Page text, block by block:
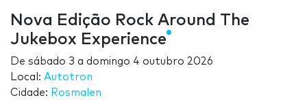
Nova Edição Rock Around The
Jukebox Experience
De sábado 3 a domingo 4 outubro 2026
Local: Autotron
Cidade: Rosmalen